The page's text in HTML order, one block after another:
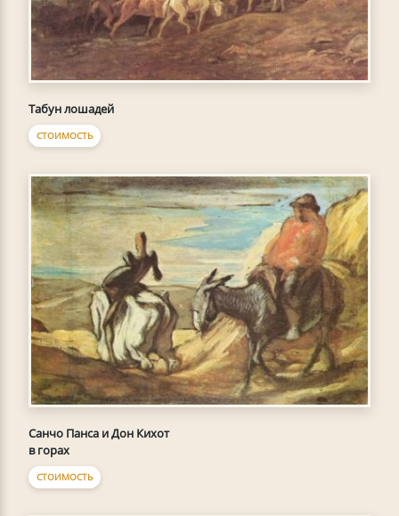
Табун лошадей
СТОИМОСТЬ
Санчо Панса и Дон Кихот
в горах
СТОИМОСТЬ